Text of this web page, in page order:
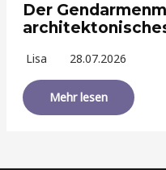
Der
Lisa 28.07.2026
Mehr lesen